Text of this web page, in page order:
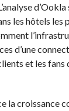
d’Ookla
les hôtels les
d’une
et les
la croissance